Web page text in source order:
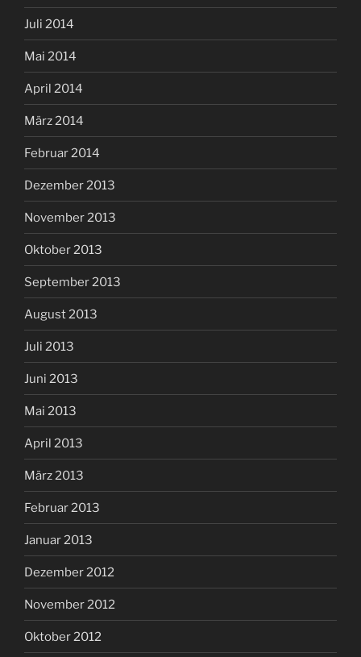
Juli 2014
Mai 2014
April 2014
März 2014
Februar 2014
Dezember 2013
November 2013
Oktober 2013
September 2013
August 2013
Juli 2013
Juni 2013
Mai 2013
April 2013
März 2013
Februar 2013
Januar 2013
Dezember 2012
November 2012
Oktober 2012